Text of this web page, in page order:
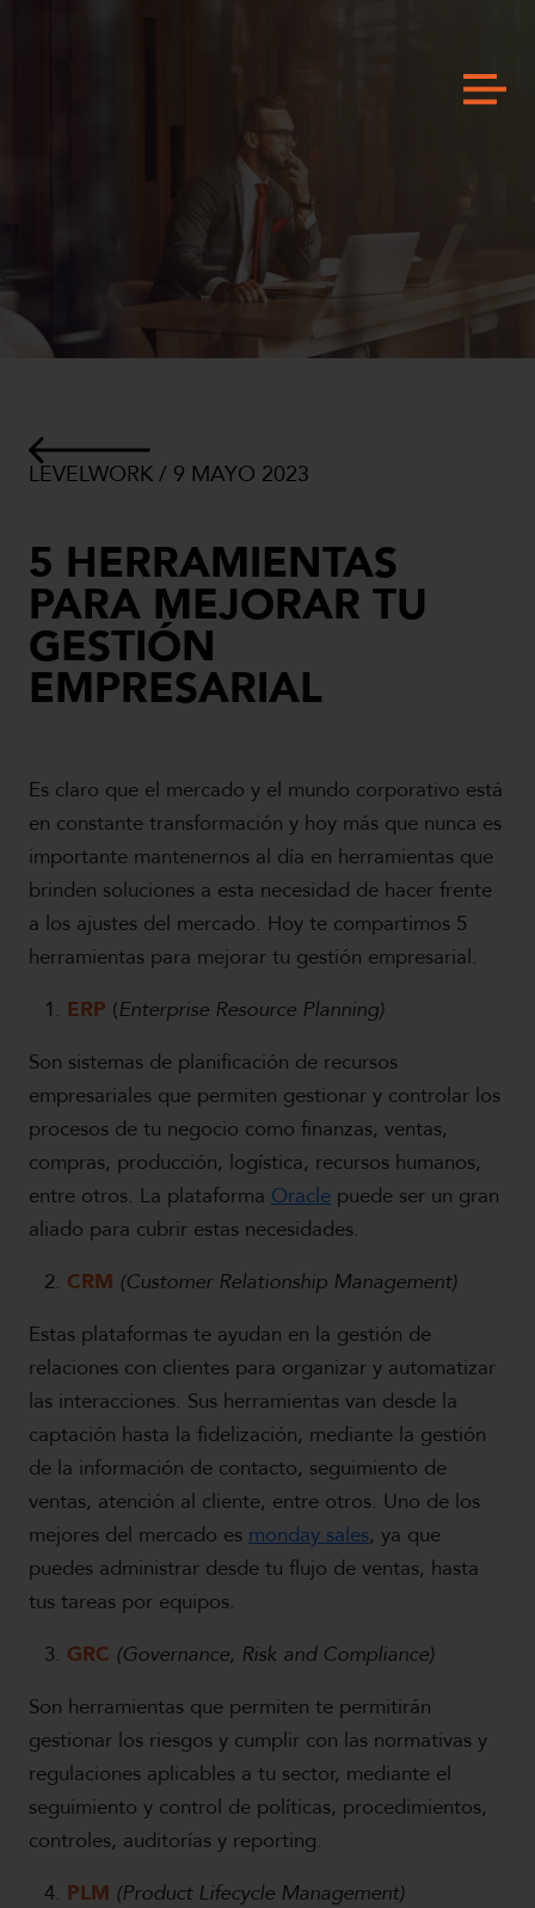
LEVELWORK / 9 MAYO 2023
5 HERRAMIENTAS
PARA MEJORAR TU
GESTIÓN
EMPRESARIAL
Es claro que el mercado y el mundo corporativo está
en constante transformación y hoy más que nunca es
importante mantenernos al día en herramientas que
brinden soluciones a esta necesidad de hacer frente
a los ajustes del mercado. Hoy te compartimos 5
herramientas para mejorar tu gestión empresarial.
ERP (Enterprise Resource Planning)
Son sistemas de planificación de recursos
empresariales que permiten gestionar y controlar los
procesos de tu negocio como finanzas, ventas,
compras, producción, logística, recursos humanos,
entre otros. La plataforma Oracle puede ser un gran
aliado para cubrir estas necesidades.
CRM (Customer Relationship Management)
Estas plataformas te ayudan en la gestión de
relaciones con clientes para organizar y automatizar
las interacciones. Sus herramientas van desde la
captación hasta la fidelización, mediante la gestión
de la información de contacto, seguimiento de
ventas, atención al cliente, entre otros. Uno de los
mejores del mercado es monday sales, ya que
puedes administrar desde tu flujo de ventas, hasta
tus tareas por equipos.
GRC (Governance, Risk and Compliance)
Son herramientas que permiten te permitirán
gestionar los riesgos y cumplir con las normativas y
regulaciones aplicables a tu sector, mediante el
seguimiento y control de políticas, procedimientos,
controles, auditorías y reporting.
PLM (Product Lifecycle Management)